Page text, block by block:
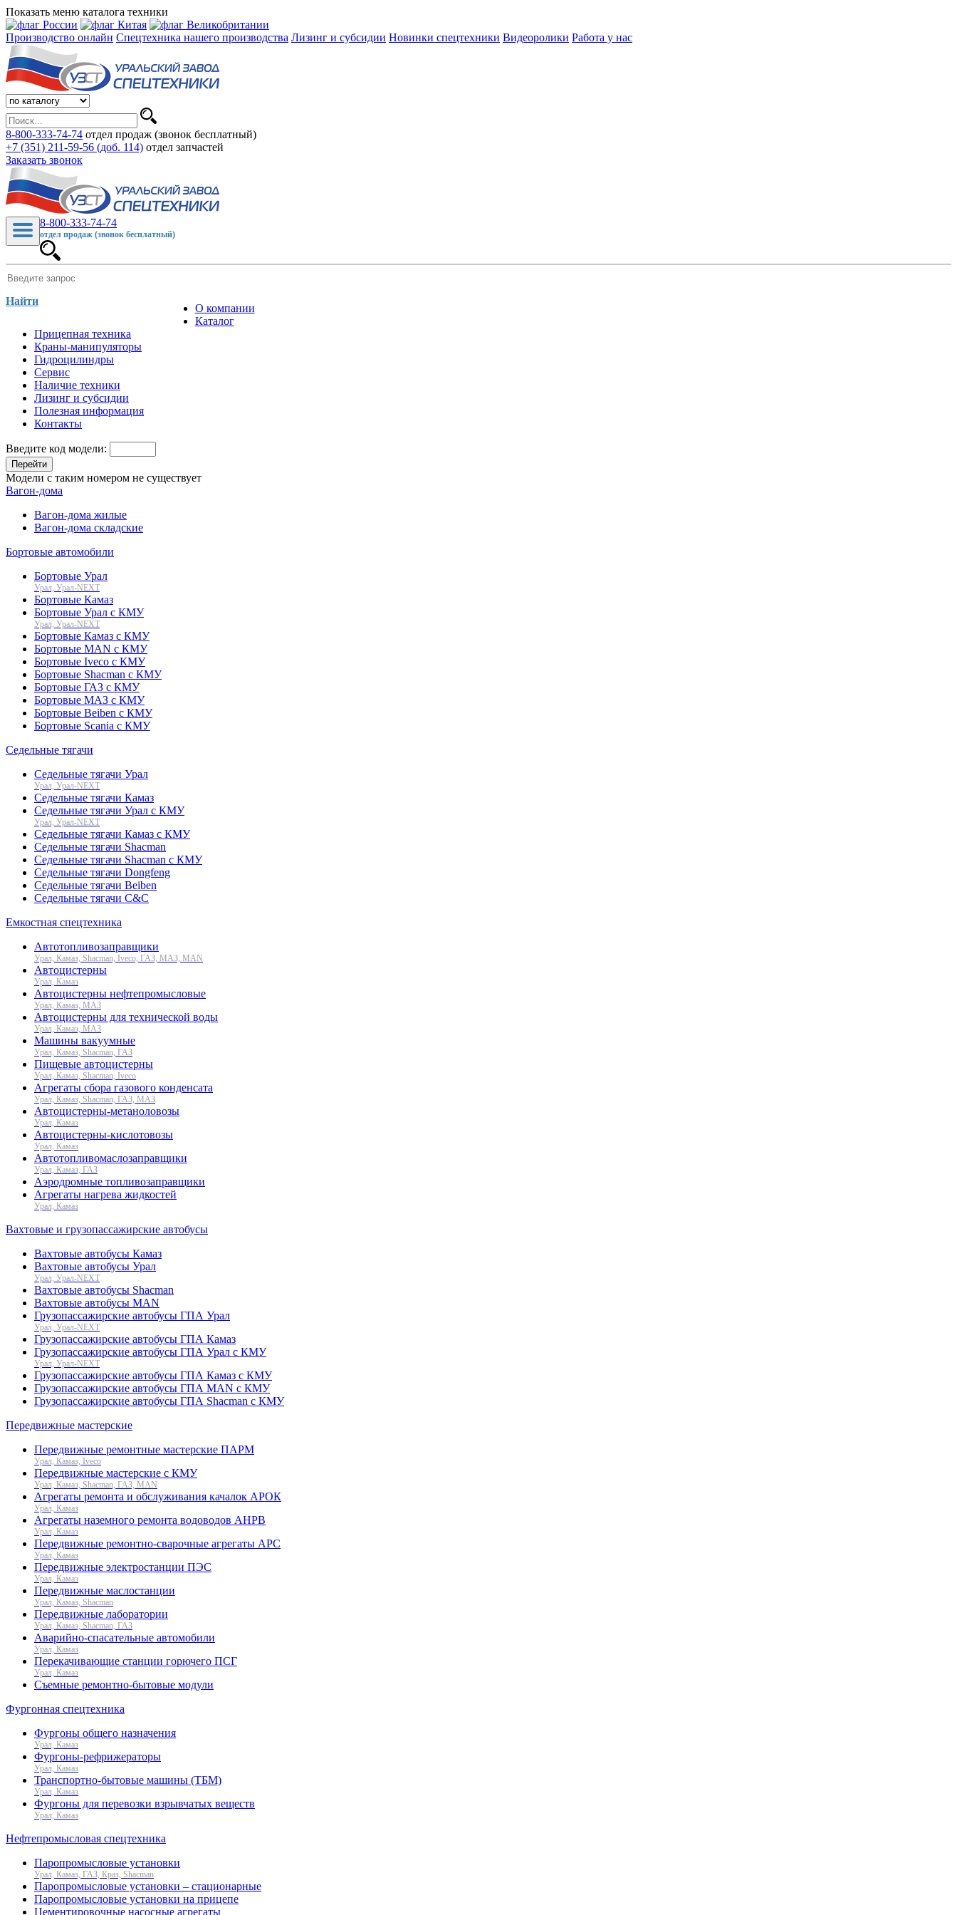
Показать меню каталога техники
Производство онлайн Спецтехника нашего производства Лизинг и субсидии Новинки спецтехники Видеоролики Работа у нас
8-800-333-74-74 отдел продаж (звонок бесплатный)
+7 (351) 211-59-56 (доб. 114) отдел запчастей
Заказать звонок
8-800-333-74-74
отдел продаж (звонок бесплатный)
Найти
О компании
Каталог
Прицепная техника
Краны-манипуляторы
Гидроцилиндры
Сервис
Наличие техники
Лизинг и субсидии
Полезная информация
Контакты
Введите код модели:
Перейти
Модели с таким номером не существует
Вагон-дома
Вагон-дома жилые
Вагон-дома складские
Бортовые автомобили
Бортовые Урал
Урал, Урал-NEXT
Бортовые Камаз
Бортовые Урал с КМУ
Урал, Урал-NEXT
Бортовые Камаз с КМУ
Бортовые MAN с КМУ
Бортовые Iveco с КМУ
Бортовые Shacman с КМУ
Бортовые ГАЗ с КМУ
Бортовые МАЗ с КМУ
Бортовые Beiben с КМУ
Бортовые Scania с КМУ
Седельные тягачи
Седельные тягачи Урал
Урал, Урал-NEXT
Седельные тягачи Камаз
Седельные тягачи Урал с КМУ
Урал, Урал-NEXT
Седельные тягачи Камаз с КМУ
Седельные тягачи Shacman
Седельные тягачи Shacman с КМУ
Седельные тягачи Dongfeng
Седельные тягачи Beiben
Седельные тягачи C&C
Емкостная спецтехника
Автотопливозаправщики
Урал, Камаз, Shacman, Iveco, ГАЗ, МАЗ, MAN
Автоцистерны
Урал, Камаз
Автоцистерны нефтепромысловые
Урал, Камаз, МАЗ
Автоцистерны для технической воды
Урал, Камаз, МАЗ
Машины вакуумные
Урал, Камаз, Shacman, ГАЗ
Пищевые автоцистерны
Урал, Камаз, Shacman, Iveco
Агрегаты сбора газового конденсата
Урал, Камаз, Shacman, ГАЗ, МАЗ
Автоцистерны-метаноловозы
Урал, Камаз
Автоцистерны-кислотовозы
Урал, Камаз
Автотопливомаслозаправщики
Урал, Камаз, ГАЗ
Аэродромные топливозаправщики
Агрегаты нагрева жидкостей
Урал, Камаз
Вахтовые и грузопассажирские автобусы
Вахтовые автобусы Камаз
Вахтовые автобусы Урал
Урал, Урал-NEXT
Вахтовые автобусы Shacman
Вахтовые автобусы MAN
Грузопассажирские автобусы ГПА Урал
Урал, Урал-NEXT
Грузопассажирские автобусы ГПА Камаз
Грузопассажирские автобусы ГПА Урал с КМУ
Урал, Урал-NEXT
Грузопассажирские автобусы ГПА Камаз с КМУ
Грузопассажирские автобусы ГПА MAN с КМУ
Грузопассажирские автобусы ГПА Shacman с КМУ
Передвижные мастерские
Передвижные ремонтные мастерские ПАРМ
Урал, Камаз, Iveco
Передвижные мастерские с КМУ
Урал, Камаз, Shacman, ГАЗ, MAN
Агрегаты ремонта и обслуживания качалок АРОК
Урал, Камаз
Агрегаты наземного ремонта водоводов АНРВ
Урал, Камаз
Передвижные ремонтно-сварочные агрегаты АРС
Урал, Камаз
Передвижные электростанции ПЭС
Урал, Камаз
Передвижные маслостанции
Урал, Камаз, Shacman
Передвижные лаборатории
Урал, Камаз, Shacman, ГАЗ
Аварийно-спасательные автомобили
Урал, Камаз
Перекачивающие станции горючего ПСГ
Урал, Камаз
Съемные ремонтно-бытовые модули
Фургонная спецтехника
Фургоны общего назначения
Урал, Камаз
Фургоны-рефрижераторы
Урал, Камаз
Транспортно-бытовые машины (ТБМ)
Урал, Камаз
Фургоны для перевозки взрывчатых веществ
Урал, Камаз
Нефтепромысловая спецтехника
Паропромысловые установки
Урал, Камаз, ГАЗ, Краз, Shacman
Паропромысловые установки – стационарные
Паропромысловые установки на прицепе
Цементировочные насосные агрегаты